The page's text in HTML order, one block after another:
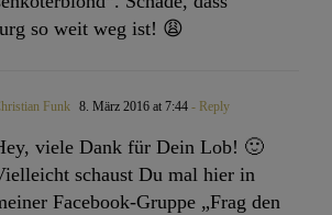
so weit weg ist! 😩
Funk 8. März 2016 at 7:44 - Reply
viele Dank für Dein Lob! 🙂
schaust Du mal hier in
Facebook-Gruppe „Frag den